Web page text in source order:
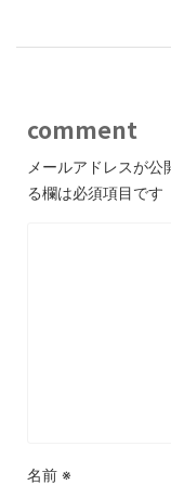
comment
メールアドレスが公
る欄は必須項目です
名前 ※